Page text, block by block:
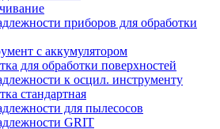
приборов для обработки
с аккумулятором
для обработки поверхностей
к осцил. инструменту
стандартная
для пылесосов
GRIT